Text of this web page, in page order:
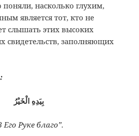
насколько глухим,
является тот, кто не
слышать этих высоких
свидетельств, заполняющих
بِيَدِهِ الْخَيْرُ
Его Руке благо”.